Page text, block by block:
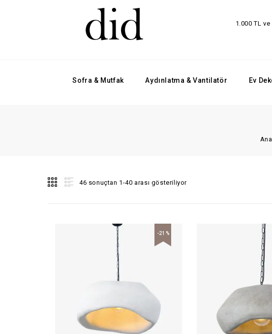
1.000 TL
Sofra & Mutfak Aydınlatma & Vantilatör Ev
46 sonuçtan 1-40 arası gösteriliyor
-21%